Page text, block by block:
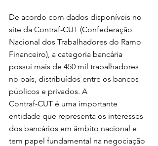
De acordo com dados disponíveis no
site da Contraf-CUT (Confederação
Nacional dos Trabalhadores do Ramo
Financeiro), a categoria bancária
possui mais de 450 mil trabalhadores
no país, distribuídos entre os bancos
públicos e privados. A
Contraf-CUT é uma importante
entidade que representa os interesses
dos bancários em âmbito nacional e
tem papel fundamental na negociação